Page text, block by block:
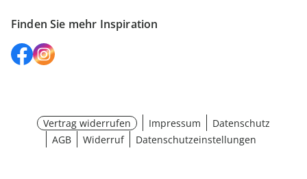
Finden Sie mehr Inspiration
Vertrag widerrufen Impressum
Datenschutz
AGB
Widerruf Datenschutzeinstellungen